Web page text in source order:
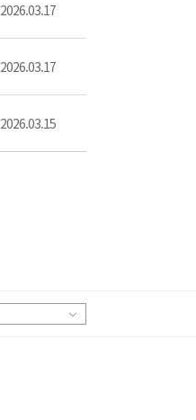
2026.03.17
2026.03.17
2026.03.15